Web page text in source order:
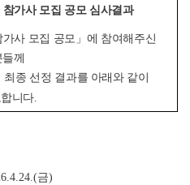
가사 모집 공모 심사결과
사 모집 공모 」 에 참여해주신
들께
최종 선정 결과를 아래와 같이
니다
금)